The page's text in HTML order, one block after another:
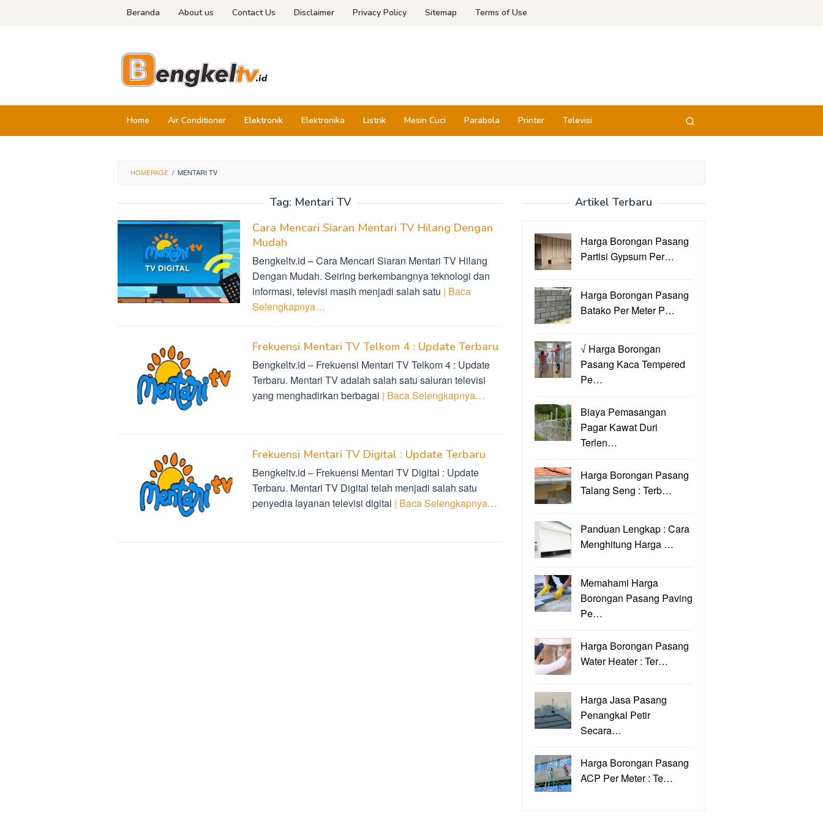
Beranda About us Contact Us Disclaimer Privacy Policy Sitemap Terms of Use
Home Air Conditioner Elektronik Elektronika Listrik Mesin Cuci Parabola Printer Televisi
HOMEPAGE / MENTARI TV
Tag: Mentari TV
Cara Mencari Siaran Mentari TV Hilang Dengan
Mudah
Bengkeltv.id – Cara Mencari Siaran Mentari TV Hilang
Dengan Mudah. Seiring berkembangnya teknologi dan
informasi, televisi masih menjadi salah satu | Baca
Selengkapnya…
Frekuensi Mentari TV Telkom 4 : Update Terbaru
Bengkeltv.id – Frekuensi Mentari TV Telkom 4 : Update
Terbaru. Mentari TV adalah salah satu saluran televisi
yang menghadirkan berbagai | Baca Selengkapnya…
Frekuensi Mentari TV Digital : Update Terbaru
Bengkeltv.id – Frekuensi Mentari TV Digital : Update
Terbaru. Mentari TV Digital telah menjadi salah satu
penyedia layanan televisi digital | Baca Selengkapnya…
Artikel Terbaru
Harga Borongan Pasang
Partisi Gypsum Per…
Harga Borongan Pasang
Batako Per Meter P…
√ Harga Borongan
Pasang Kaca Tempered
Pe…
Biaya Pemasangan
Pagar Kawat Duri
Terlen…
Harga Borongan Pasang
Talang Seng : Terb…
Panduan Lengkap : Cara
Menghitung Harga …
Memahami Harga
Borongan Pasang Paving
Pe…
Harga Borongan Pasang
Water Heater : Ter…
Harga Jasa Pasang
Penangkal Petir
Secara…
Harga Borongan Pasang
ACP Per Meter : Te…